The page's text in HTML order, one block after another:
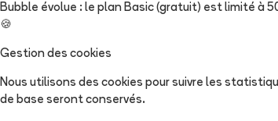
Bubble évolue : le plan Basic (gratuit) est limité à
🍪
Gestion des cookies
Nous utilisons des cookies pour suivre les
de base seront conservés.